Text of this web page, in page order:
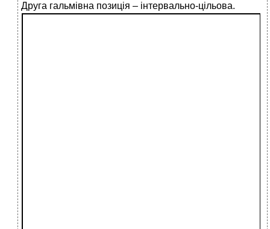
Друга гальмівна позиція – інтервально-цільова.